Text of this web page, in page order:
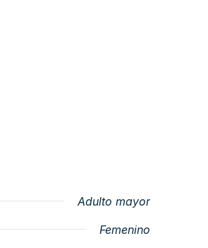
Adulto mayor
Femenino